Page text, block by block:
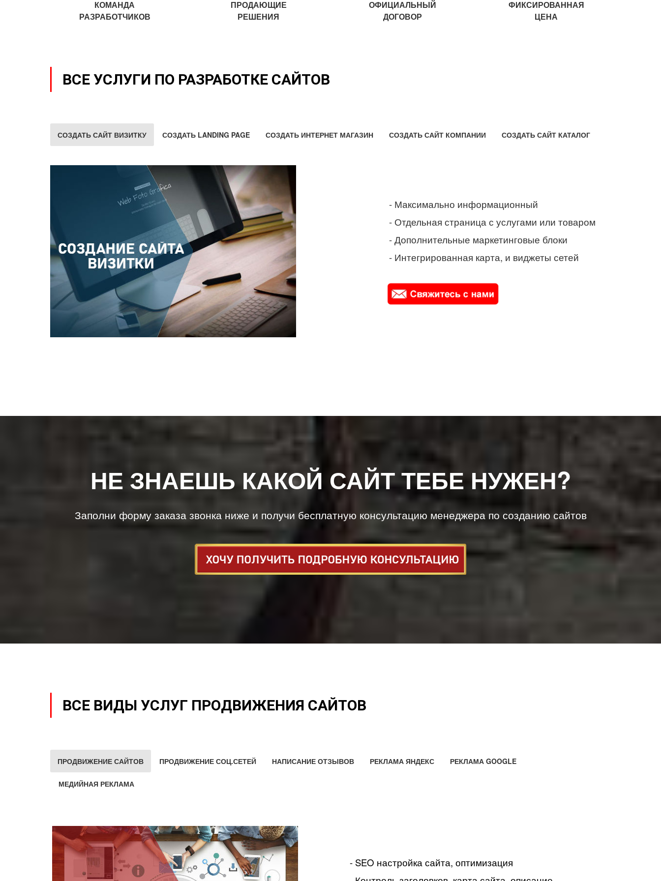
КОМАНДА
РАЗРАБОТЧИКОВ
ПРОДАЮЩИЕ
РЕШЕНИЯ
ОФИЦИАЛЬНЫЙ
ДОГОВОР
ФИКСИРОВАННАЯ
ЦЕНА
ВСЕ УСЛУГИ ПО РАЗРАБОТКЕ САЙТОВ
СОЗДАТЬ САЙТ ВИЗИТКУ СОЗДАТЬ LANDING PAGE СОЗДАТЬ ИНТЕРНЕТ МАГАЗИН СОЗДАТЬ САЙТ КОМПАНИИ СОЗДАТЬ САЙТ КАТАЛОГ
- Максимально информационный
- Отдельная страница с услугами или товаром
- Дополнительные маркетинговые блоки
- Интегрированная карта, и виджеты сетей
НЕ ЗНАЕШЬ КАКОЙ САЙТ ТЕБЕ НУЖЕН?
Заполни форму заказа звонка ниже и получи бесплатную консультацию менеджера по созданию сайтов
ВСЕ ВИДЫ УСЛУГ ПРОДВИЖЕНИЯ САЙТОВ
ПРОДВИЖЕНИЕ САЙТОВ ПРОДВИЖЕНИЕ СОЦ.СЕТЕЙ НАПИСАНИЕ ОТЗЫВОВ РЕКЛАМА ЯНДЕКС РЕКЛАМА GOOGLE
МЕДИЙНАЯ РЕКЛАМА
- SEO настройка сайта, оптимизация